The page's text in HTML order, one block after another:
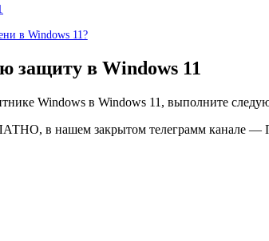
в Windows 11?
защиту в Windows 11
Windows в Windows 11, выполните
в нашем закрытом телеграмм канале —